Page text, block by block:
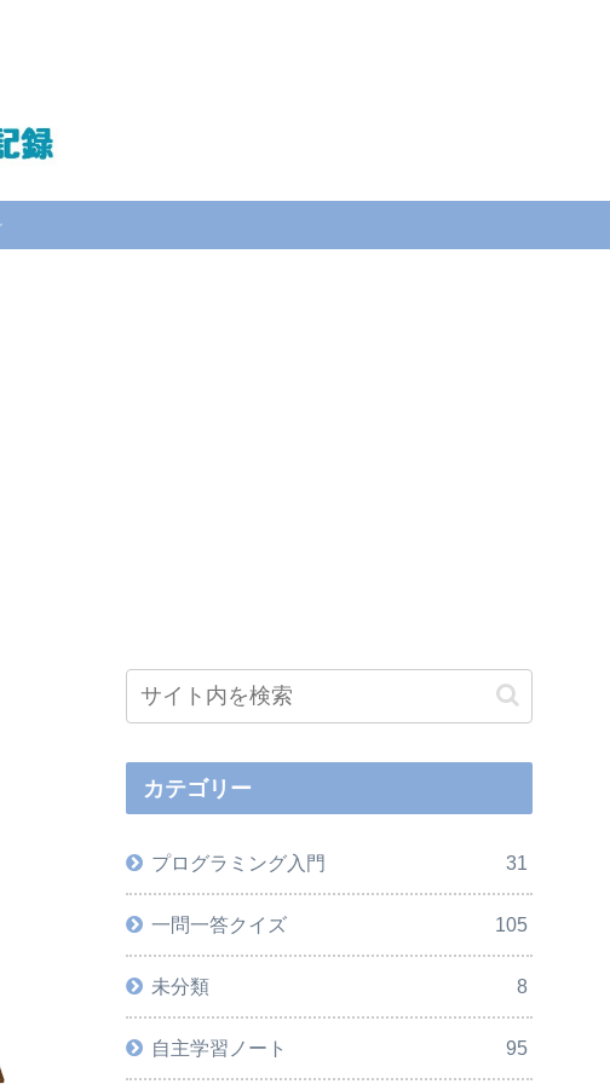
カテゴリー
プログラミング入門 31
一問一答クイズ 105
未分類 8
自主学習ノート 95